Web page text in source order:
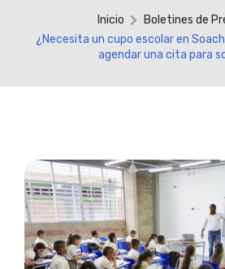
Inicio
Boletines de
¿Necesita un cupo escolar en
agendar una cita para